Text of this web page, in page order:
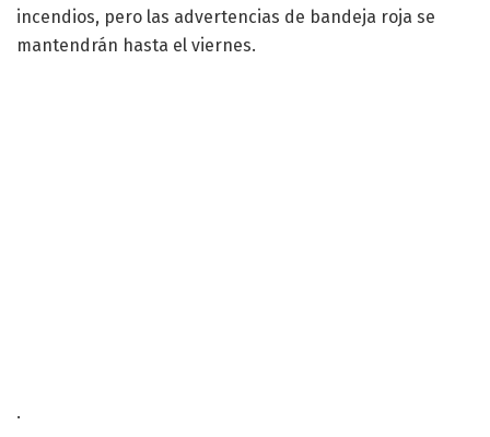
incendios, pero las advertencias de bandeja roja se
mantendrán hasta el viernes.
.